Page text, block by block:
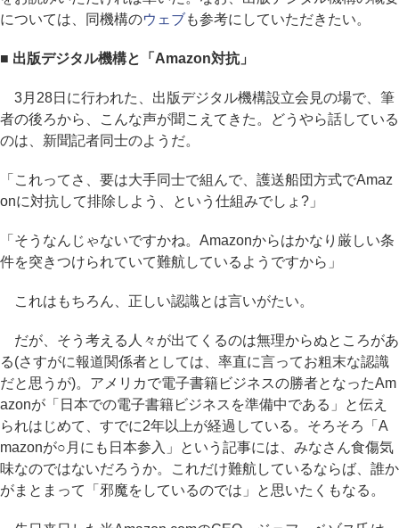
については、同機構のウェブも参考にしていただきたい。
■ 出版デジタル機構と「Amazon対抗」
3月28日に行われた、出版デジタル機構設立会見の場で、筆
者の後ろから、こんな声が聞こえてきた。どうやら話している
のは、新聞記者同士のようだ。
「これってさ、要は大手同士で組んで、護送船団方式でAmaz
onに対抗して排除しよう、という仕組みでしょ?」
「そうなんじゃないですかね。Amazonからはかなり厳しい条
件を突きつけられていて難航しているようですから」
これはもちろん、正しい認識とは言いがたい。
だが、そう考える人々が出てくるのは無理からぬところがあ
る(さすがに報道関係者としては、率直に言ってお粗末な認識
だと思うが)。アメリカで電子書籍ビジネスの勝者となったAm
azonが「日本での電子書籍ビジネスを準備中である」と伝え
られはじめて、すでに2年以上が経過している。そろそろ「A
mazonが○月にも日本参入」という記事には、みなさん食傷気
味なのではないだろうか。これだけ難航しているならば、誰か
がまとまって「邪魔をしているのでは」と思いたくもなる。